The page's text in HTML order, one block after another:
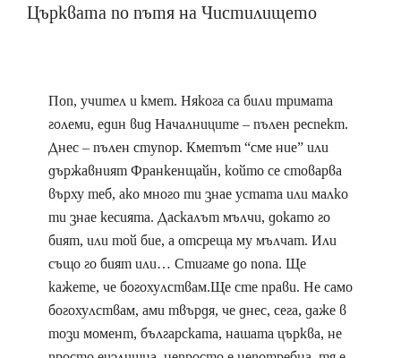
Църквата по пътя на Чистилището
Поп, учител и кмет. Някога са били тримата
големи, един вид Началниците – пълен респект.
Днес – пълен ступор. Кметът “сме ние” или
държавният Франкенщайн, който се стоварва
върху теб, ако много ти знае устата или малко
ти знае кесията. Даскалът мълчи, докато го
бият, или той бие, а отсреща му мълчат. Или
също го бият или… Стигаме до попа. Ще
кажете, че богохулствам.Ще сте прави. Не само
богохулствам, ами твърдя, че днес, сега, даже в
този момент, българската, нашата църква, не